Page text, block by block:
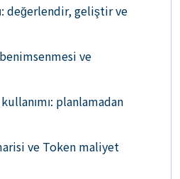
değerlendir, geliştir ve
ve
planlamadan
ve Token maliyet